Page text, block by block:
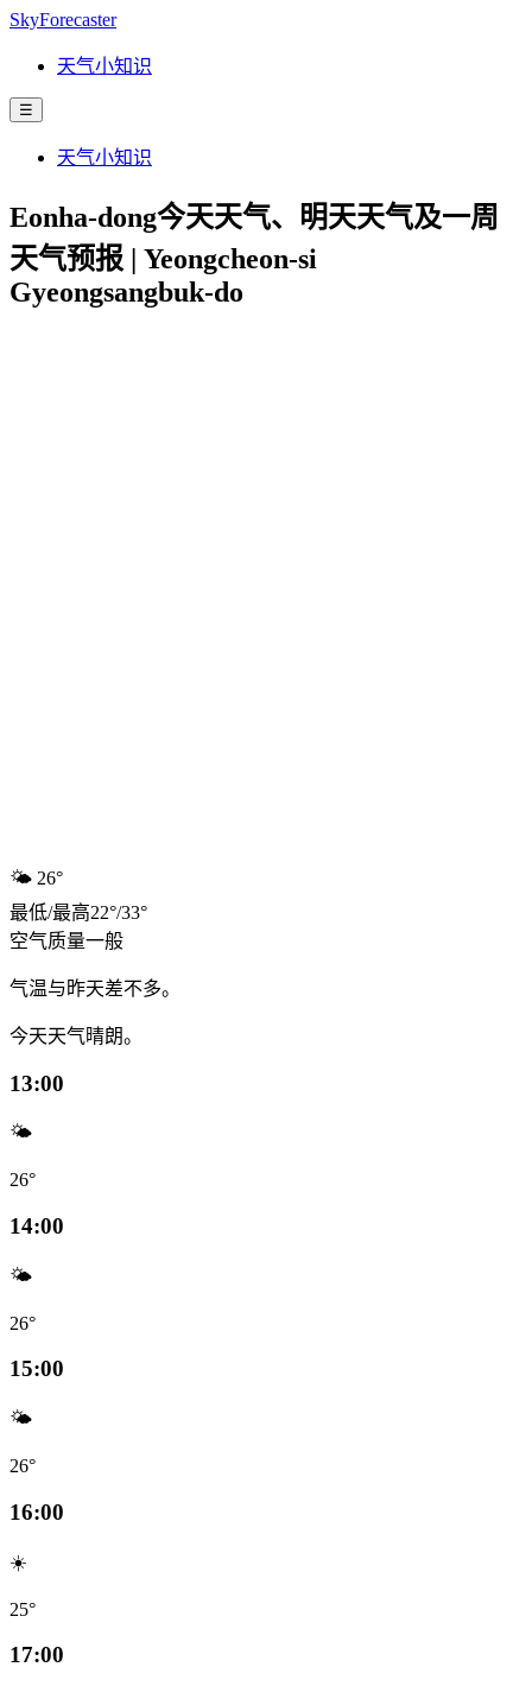
SkyForecaster
天气小知识
☰
天气小知识
Eonha-dong今天天气、明天天气及一周
天气预报 | Yeongcheon-si
Gyeongsangbuk-do
🌤️ 26°
最低/最高22°/33°
空气质量一般
气温与昨天差不多。
今天天气晴朗。
13:00
🌤️
26°
14:00
🌤️
26°
15:00
🌤️
26°
16:00
☀️
25°
17:00